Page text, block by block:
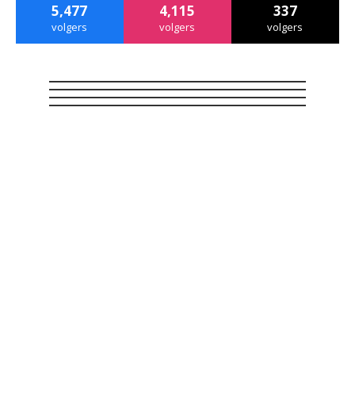
5,477
volgers
4,115
volgers
337
volgers